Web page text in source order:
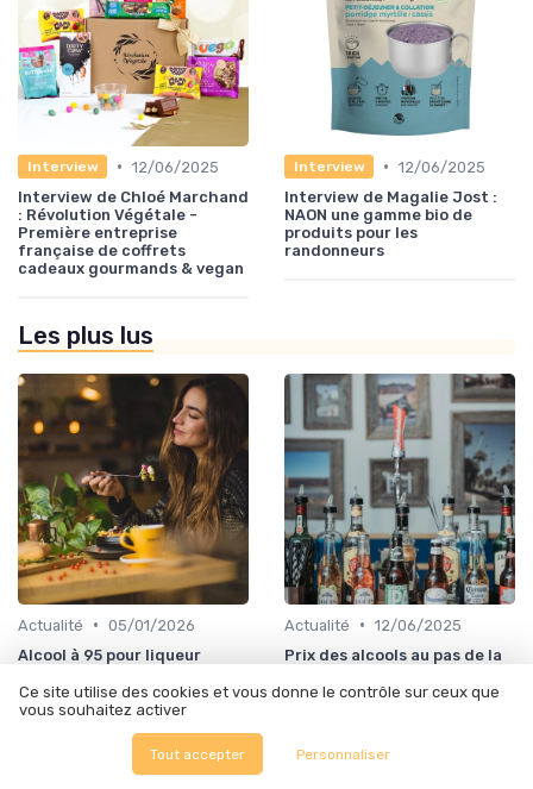
Interview • 12/06/2025
Interview de Chloé Marchand
: Révolution Végétale -
Première entreprise
française de coffrets
cadeaux gourmands & vegan
Interview • 12/06/2025
Interview de Magalie Jost :
NAON une gamme bio de
produits pour les
randonneurs
Les plus lus
Actualité • 05/01/2026
Alcool à 95 pour liqueur
devez savoir
Actualité • 12/06/2025
Prix des alcools au pas de la
Ce site utilise des cookies et vous donne le contrôle sur ceux que
vous souhaitez activer
Tout accepter Personnaliser